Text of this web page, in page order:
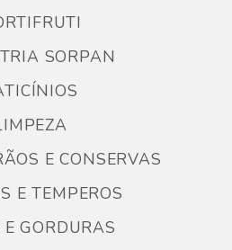
SORPAN
E CONSERVAS
E TEMPEROS
E GORDURAS